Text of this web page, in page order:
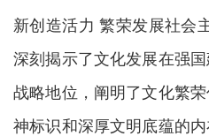
新创造活力 繁荣发展社会
深刻揭示了文化发展在强
战略地位，阐明了文化繁
神标识和深厚文明底蕴的